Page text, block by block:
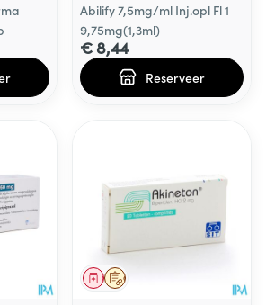
Abilify 7,5mg/ml Inj.opl Fl 1
9,75mg(1,3ml)
€ 8,44
Reserveer
Op voorschrift
Geneesmiddel